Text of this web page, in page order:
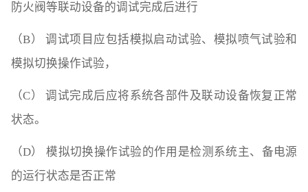
防火阀等联动设备的调试完成后进行
（B） 调试项目应包括模拟启动试验、模拟喷气试验和
模拟切换操作试验，
（C） 调试完成后应将系统各部件及联动设备恢复正常
状态。
（D） 模拟切换操作试验的作用是检测系统主、备电源
的运行状态是否正常